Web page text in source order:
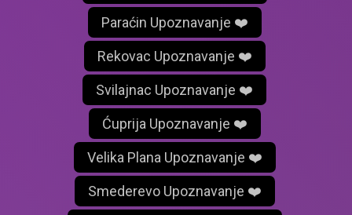
Paraćin Upoznavanje ❤️
Rekovac Upoznavanje ❤️
Svilajnac Upoznavanje ❤️
Ćuprija Upoznavanje ❤️
Velika Plana Upoznavanje ❤️
Smederevo Upoznavanje ❤️